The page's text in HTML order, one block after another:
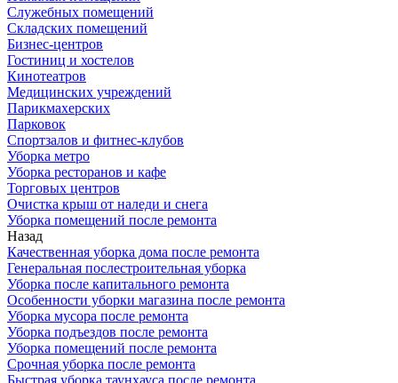
Служебных помещений
Складских помещений
Бизнес-центров
Гостиниц и хостелов
Кинотеатров
Медицинских учреждений
Парикмахерских
Парковок
Спортзалов и фитнес-клубов
Уборка метро
Уборка ресторанов и кафе
Торговых центров
Очистка крыш от наледи и снега
Уборка помещений после ремонта
Назад
Качественная уборка дома после ремонта
Генеральная послестроительная уборка
Уборка после капитального ремонта
Особенности уборки магазина после ремонта
Уборка мусора после ремонта
Уборка подъездов после ремонта
Уборка помещений после ремонта
Срочная уборка после ремонта
Быстрая уборка таунхауса после ремонта